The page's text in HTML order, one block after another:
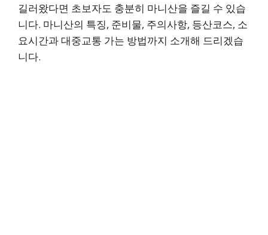
길러왔다면 초보자도 충분히 마니산을 즐길 수 있습
니다. 마니산의 특징, 준비물, 주의사항, 등산코스, 소
요시간과 대중교통 가는 방법까지 소개해 드리겠습
니다.